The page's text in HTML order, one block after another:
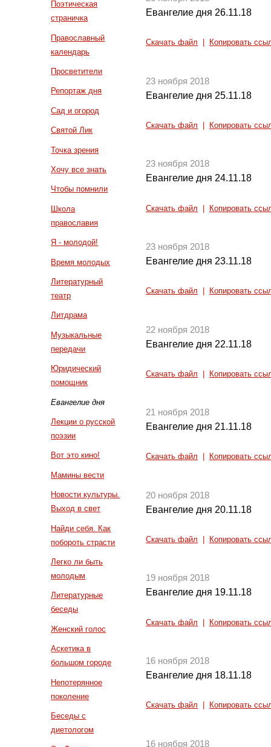
Поэтическая
страничка
Православный
календарь
Просветители
Репортаж дня
Сад и огород
Святой Лик
Точка зрения
Хочу все знать
Чтобы помнили
Школа
православия
Я - молодой!
Время молодых
Литературный
театр
Литдрама
Музыкальные
передачи
Юридический
помощник
Евангелие дня
Лекции о русской
поэзии
Вот это кино!
Мамины вести
Новости культуры.
Выход в свет
Найди себя. Как
побороть страсти
Легко ли быть
молодым
Литературные
беседы
Женский голос
Аскетика в
большом городе
Непотерянное
поколение
Беседы с
диетологом
Евангелие дня 26.11.18
Скачать файл Копировать
23 ноября 2018
Евангелие дня 25.11.18
Скачать файл Копировать
23 ноября 2018
Евангелие дня 24.11.18
Скачать файл Копировать
23 ноября 2018
Евангелие дня 23.11.18
Скачать файл Копировать
22 ноября 2018
Евангелие дня 22.11.18
Скачать файл Копировать
21 ноября 2018
Евангелие дня 21.11.18
Скачать файл Копировать
20 ноября 2018
Евангелие дня 20.11.18
Скачать файл Копировать
19 ноября 2018
Евангелие дня 19.11.18
Скачать файл Копировать
16 ноября 2018
Евангелие дня 18.11.18
Скачать файл Копировать
16 ноября 2018